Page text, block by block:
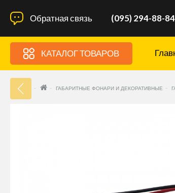
Обратная связь (095) 294-88-84
КАТАЛОГ ТОВАРОВ
ГАБАРИТНЫЕ ФОНАРИ И ДЕКОРАТИВНЫЕ